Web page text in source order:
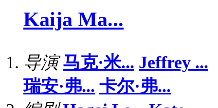
Kaija Ma...
导演 马克·米... Jeffrey ...
瑞安·弗... 卡尔·弗...